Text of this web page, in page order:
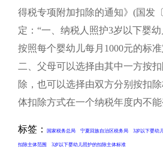
得税专项附加扣除的通知》(国发
定：“一、纳税人照护3岁以下婴幼
按照每个婴幼儿每月1000元的标准
二、父母可以选择由其中一方按
除，也可以选择由双方分别按扣
体扣除方式在一个纳税年度内不
标签： 国家税务总局 宁夏回族自治区税务局 3岁以下婴幼
扣除主体范围 3岁以下婴幼儿照护的扣除主体标准